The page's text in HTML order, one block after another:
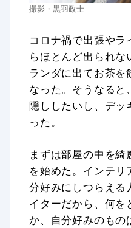
撮影・黒羽政士
コロナ禍で出張や
らほとんど出られ
ランダに出てお茶を
なった。そうなると
隠ししたいし、デッ
った。
まずは部屋の中を
を始めた。インテリ
分好みにしつらえる
イターだから、何を
か、自分好みのもの